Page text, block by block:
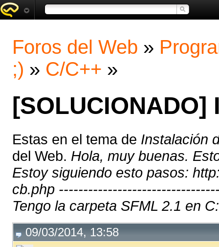
Foros del Web »
;) » C/C++ »
Estas en el tema de Instalación
del Web. Hola, muy buenas.
Estoy siguiendo esto pasos:
cb.php
Tengo la carpeta SFML 2.1 en
09/03/2014, 13:58